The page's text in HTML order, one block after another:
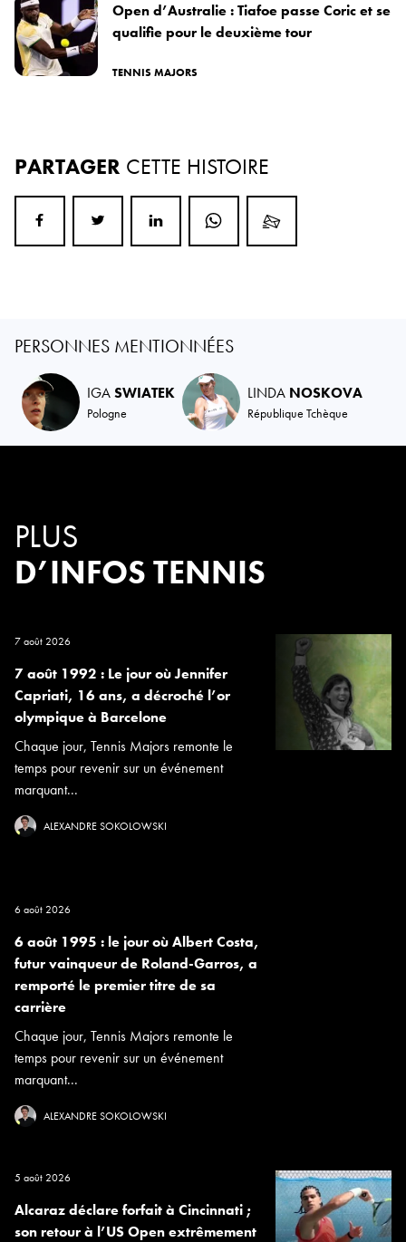
Open d’Australie : Tiafoe passe Coric et se
qualifie pour le deuxième tour
TENNIS MAJORS
PARTAGER CETTE HISTOIRE
PERSONNES MENTIONNÉES
IGASWIATEK
Pologne
LINDA NOSKOVA
République Tchèque
PLUS
D’INFOS TENNIS
7 août 2026
7 août 1992 : Le jour où Jennifer
Capriati, 16 ans, a décroché l’or
olympique à Barcelone
Chaque jour, Tennis Majors remonte le
temps pour revenir sur un événement
marquant...
ALEXANDRE SOKOLOWSKI
6 août 2026
6 août 1995 : le jour où Albert Costa,
futur vainqueur de Roland-Garros, a
remporté le premier titre de sa
carrière
Chaque jour, Tennis Majors remonte le
temps pour revenir sur un événement
marquant...
ALEXANDRE SOKOLOWSKI
5 août 2026
Alcaraz déclare forfait à Cincinnati ;
son retour à l’US Open extrêmement